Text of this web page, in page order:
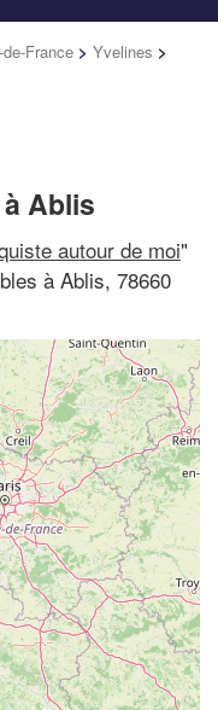
de-France > Yvelines >
Ablis
autour de moi"
à Ablis, 78660